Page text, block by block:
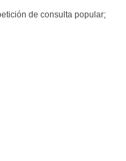
de consulta popular;